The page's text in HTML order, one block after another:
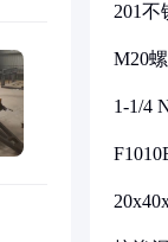
201
M20
1-1/4